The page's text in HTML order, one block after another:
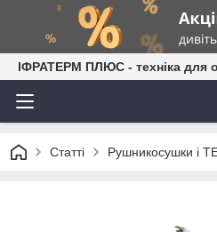
ІФРАТЕРМ ПЛЮС - техніка для
Статті Рушникосушки і